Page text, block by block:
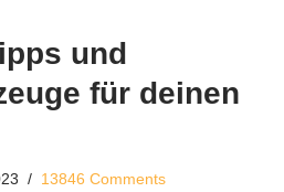
und
für deinen
13846 Comments